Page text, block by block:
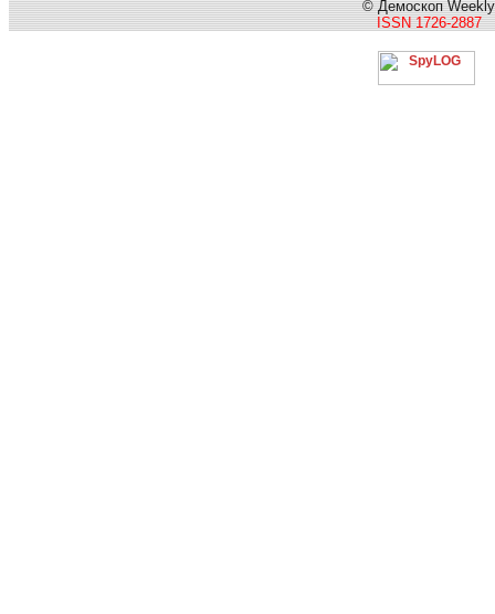
© Демоскоп Weekly
ISSN 1726-2887